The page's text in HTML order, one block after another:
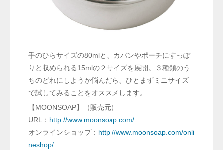
手のひらサイズの80mlと、カバンやポーチにすっぽ
りと収められる15mlの２サイズを展開。３種類のう
ちのどれにしようか悩んだら、ひとまずミニサイズ
で試してみることをオススメします。
【MOONSOAP】（販売元）
URL： http://www.moonsoap.com/
オンラインショップ： http://www.moonsoap.com/onli
neshop/